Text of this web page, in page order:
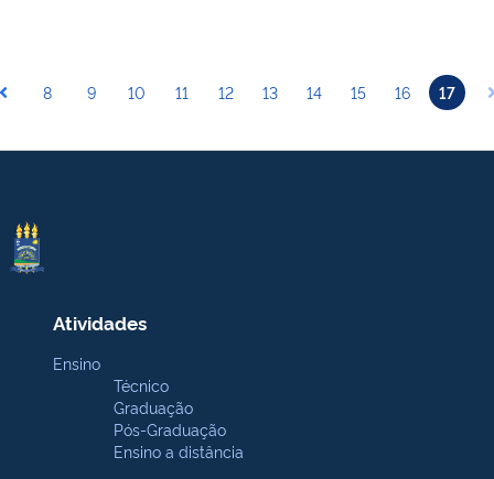
8 9 10 11 12 13 14 15 16 17
Atividades
Ensino
Técnico
Graduação
Pós-Graduação
Ensino a distância